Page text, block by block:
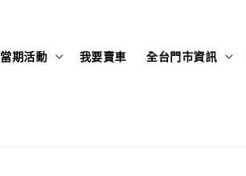
當期活動 我要賣車 全台門市資訊